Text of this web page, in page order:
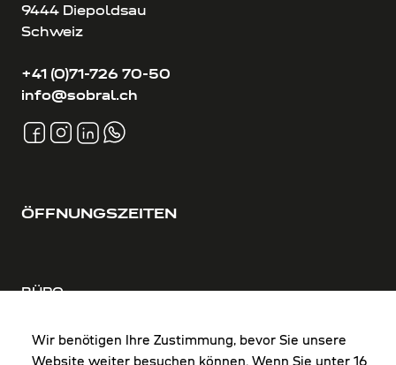
Wir benötigen Ihre Zustimmung, bevor Sie unsere
Website weiter besuchen können. Wenn Sie unter 16
9444 Diepoldsau
Schweiz
+41 (0)71-726 70-50
info@sobral.ch
ÖFFNUNGSZEITEN
BÜRO
FR: 8:00-12:00 & 13:00-16:00 Uhr